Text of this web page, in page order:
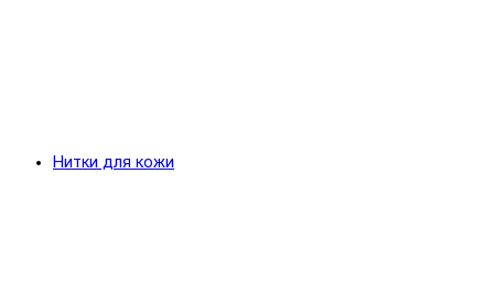
Нитки для кожи